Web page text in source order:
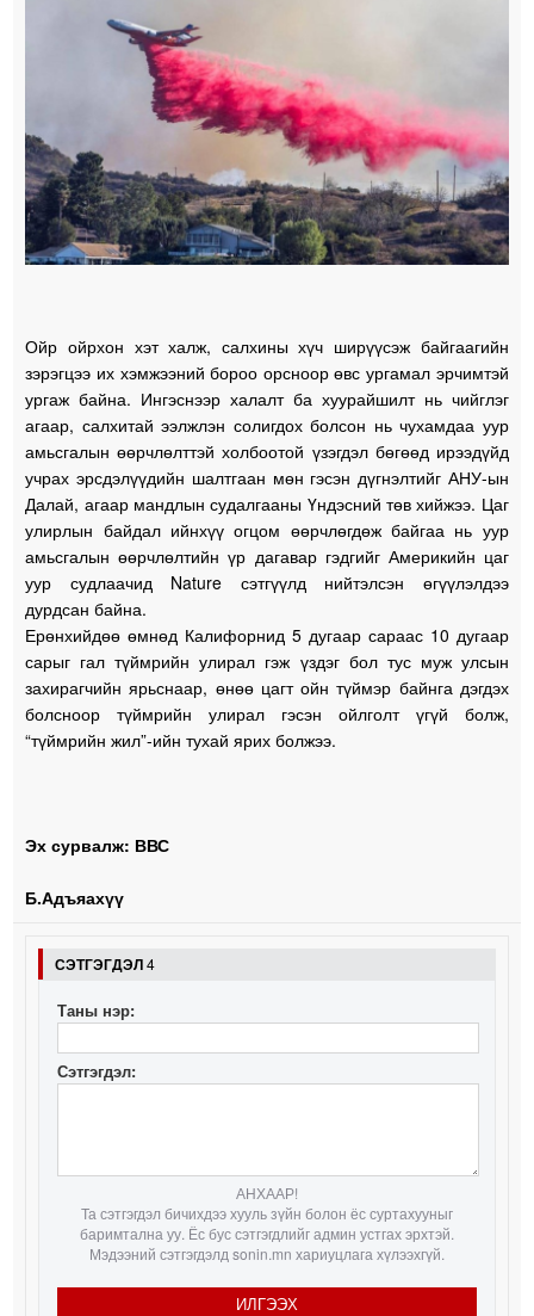
Ойр ойрхон хэт халж, салхины хүч ширүүсэж байгаагийн
зэрэгцээ их хэмжээний бороо орсноор өвс ургамал эрчимтэй
ургаж байна. Ингэснээр халалт ба хуурайшилт нь чийглэг
агаар, салхитай ээлжлэн солигдох болсон нь чухамдаа уур
амьсгалын өөрчлөлттэй холбоотой үзэгдэл бөгөөд ирээдүйд
учрах эрсдэлүүдийн шалтгаан мөн гэсэн дүгнэлтийг АНУ-ын
Далай, агаар мандлын судалгааны Үндэсний төв хийжээ. Цаг
улирлын байдал ийнхүү огцом өөрчлөгдөж байгаа нь уур
амьсгалын өөрчлөлтийн үр дагавар гэдгийг Америкийн цаг
уур судлаачид Nature сэтгүүлд нийтэлсэн өгүүлэлдээ
дурдсан байна.
Ерөнхийдөө өмнөд Калифорнид 5 дугаар сараас 10 дугаар
сарыг гал түймрийн улирал гэж үздэг бол тус муж улсын
захирагчийн ярьснаар, өнөө цагт ойн түймэр байнга дэгдэх
болсноор түймрийн улирал гэсэн ойлголт үгүй болж,
“түймрийн жил”-ийн тухай ярих болжээ.
Эх сурвалж: ВВС
Б.Адъяахүү
СЭТГЭГДЭЛ4
Таны нэр:
Сэтгэгдэл:
АНХААР!
Та сэтгэгдэл бичихдээ хууль зүйн болон ёс суртахууныг
баримтална уу. Ёс бус сэтгэгдлийг админ устгах эрхтэй.
Мэдээний сэтгэгдэлд sonin.mn хариуцлага хүлээхгүй.
ИЛГЭЭХ